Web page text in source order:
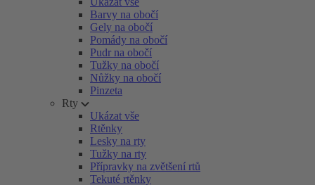
Barvy na obočí
Gely na obočí
Pomády na obočí
Pudr na obočí
Tužky na obočí
Nůžky na obočí
Pinzeta
Rty
Ukázat vše
Rtěnky
Lesky na rty
Tužky na rty
Přípravky na zvětšení rtů
Tekuté rtěnky